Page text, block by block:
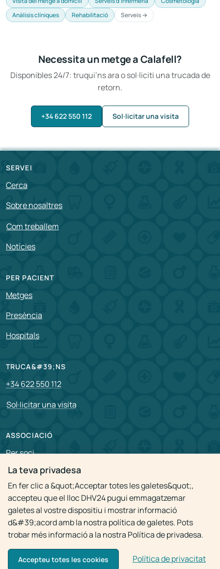
La teva privadesa
En fer clic a &quot;Acceptar totes les galetes&quot;,
accepteu que el lloc DHV24 pugui emmagatzemar
galetes al vostre dispositiu i mostrar informació
d&#39;acord amb la nostra política de galetes. Pots
trobar més informació a la nostra Política de privadesa.
Accepteu totes les cookies Política de privacitat
Anàlisis clíniques
Rehabilitació Serveis →
Necessita un metge a Calafell?
Disponibles 24/7: truqui’ns ara o sol·liciti una trucada de
retorn.
+34 622 550 112 Sol·licitar una visita
SERVEI
Cerca
Sobre nosaltres
Com treballem
Notícies
PER PACIENT
Metges
Presència
Hospitals
TRUCA&#39;NS
+34 622 550 112
Sol·licitar una visita
ASSOCIACIÓ
Per soci
Vacants
Política de privacitat
© 2009 - 2026Visita al metge a domicili 24h
Només es permet l&#39;ús de materials amb l&#39;enllaç actiu a la font